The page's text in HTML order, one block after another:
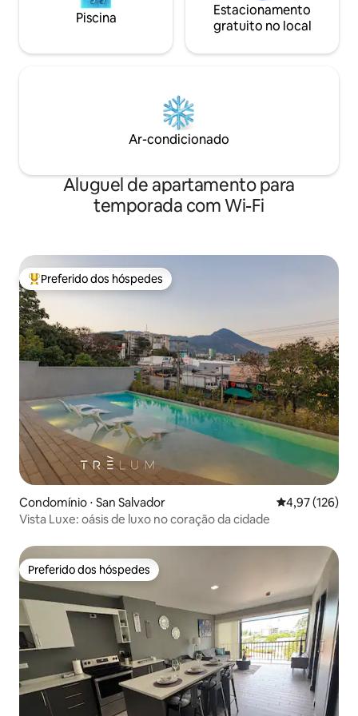
Piscina
Estacionamento
gratuito no local
Ar-condicionado
Aluguel de apartamento para
temporada com Wi-Fi
Entre os melhores preferidos dos hóspedes
Preferido dos hóspedes
Condomínio ⋅ San Salvador 4,97 de uma
4,97 (126)
Vista Luxe: oásis de luxo no coração da cidade
Preferido dos hóspedes
Preferido dos hóspedes